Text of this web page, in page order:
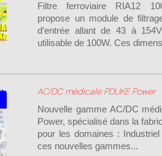
Filtre ferroviaire RIA12
propose un module de
d’entrée allant de 43 à
utilisable de 100W. Ces
AC/DC médicale PDUKE Power
Nouvelle gamme AC/DC
Power, spécialisé dans la
pour les domaines :
ces nouvelles gammes...